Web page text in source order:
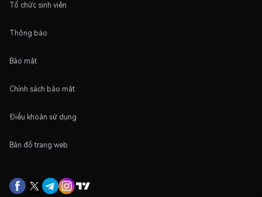
Tổ chức sinh viên
Thông báo
Bảo mật
Chính sách bảo mật
Điều khoản sử dụng
Bản đồ trang web